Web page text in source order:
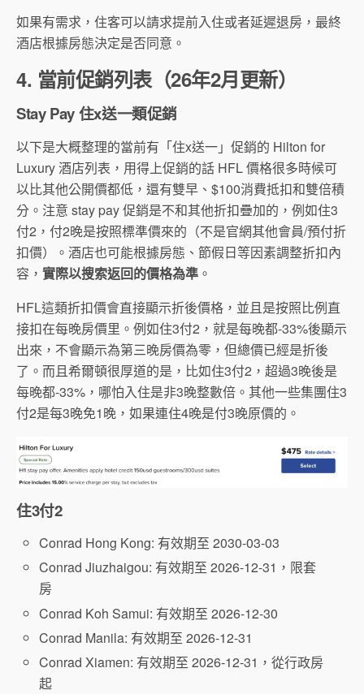
如果有需求，住客可以請求提前入住或者延遲退房，最終
酒店根據房態決定是否同意。
4. 當前促銷列表（26年2月更新）
Stay Pay 住x送一類促銷
以下是大概整理的當前有「住x送一」促銷的 Hilton for
Luxury 酒店列表，用得上促銷的話 HFL 價格很多時候可
以比其他公開價都低，還有雙早、$100消費抵扣和雙倍積
分。注意 stay pay 促銷是不和其他折扣疊加的，例如住3
付2，付2晚是按照標準價來的（不是官網其他會員/預付折
扣價）。酒店也可能根據房態、節假日等因素調整折扣內
容， 實際以搜索返回的價格為準 。
HFL這類折扣價會直接顯示折後價格，並且是按照比例直
接扣在每晚房價里。例如住3付2，就是每晚都-33%後顯示
出來，不會顯示為第三晚房價為零，但總價已經是折後
了。而且希爾頓很厚道的是，比如住3付2，超過3晚後是
每晚都-33%，哪怕入住是非3晚整數倍。其他一些集團住3
付2是每3晚免1晚，如果連住4晚是付3晚原價的。
住3付2
Conrad Hong Kong: 有效期至 2030-03-03
Conrad Jiuzhaigou: 有效期至 2026-12-31，限套
房
Conrad Koh Samui: 有效期至 2026-12-30
Conrad Manila: 有效期至 2026-12-31
Conrad Xiamen: 有效期至 2026-12-31，從行政房
起